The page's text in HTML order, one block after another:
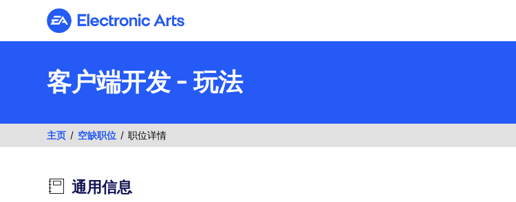
Electronic Arts
客户端开发 - 玩法
主页 空缺职位 职位详情
通用信息